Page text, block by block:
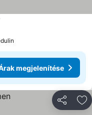
megjelenítése